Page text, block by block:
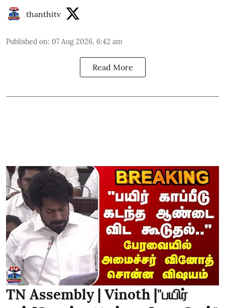
thanthitv
Published on: 07 Aug 2026, 6:42 am
Read More
TN Assembly | Vinoth |"பயிர்